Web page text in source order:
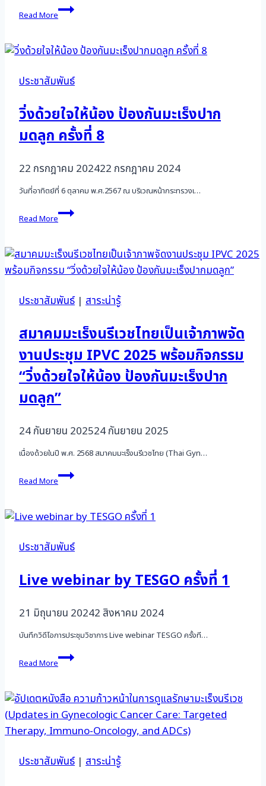
Read More
บทความ
วิชาการ
ตุลาคม
2568
ประชาสัมพันธ์
วิ่งด้วยใจให้น้อง ป้องกันมะเร็งปาก
มดลูก ครั้งที่ 8
22 กรกฎาคม 202422 กรกฎาคม 2024
วันที่อาทิตย์ที่ 6 ตุลาคม พ.ศ.2567 ณ บริเวณหน้ากระทรวงเ…
Read More
วิ่ง
ด้วย
ให้
น้อง
ป้องกัน
ปาก
มดลูก
ที่
8
ประชาสัมพันธ์| สาระน่ารู้
สมาคมมะเร็งนรีเวชไทยเป็นเจ้าภาพจัด
งานประชุม IPVC 2025 พร้อมกิจกรรม
“วิ่งด้วยใจให้น้อง ป้องกันมะเร็งปาก
มดลูก”
24 กันยายน 202524 กันยายน 2025
เนื่องด้วยในปี พ.ศ. 2568 สมาคมมะเร็งนรีเวชไทย (Thai Gyn…
Read More
สมาคม
มะเร็ง
เป็น
ภาพ
ประชุม
พร้อม
“วิ่ง
ด้วย
ป้องกัน
มะเร็ง
ปาก
มดลูก”
ประชาสัมพันธ์
Live webinar by TESGO ครั้งที่ 1
21 มิถุนายน 20242 สิงหาคม 2024
บันทึกวิดีโอการประชุมวิชาการ Live webinar TESGO ครั้งที…
Read More
Live
webinar
TESGO
ครั้ง
ที่
1
ประชาสัมพันธ์| สาระน่ารู้